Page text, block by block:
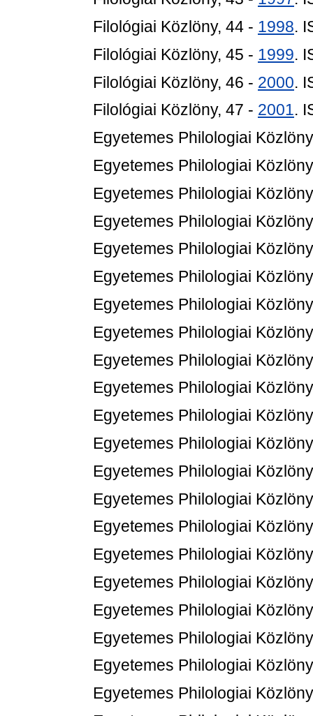
Filológiai Közlöny, 44 - 1998.
Filológiai Közlöny, 45 - 1999.
Filológiai Közlöny, 46 - 2000.
Filológiai Közlöny, 47 - 2001.
Egyetemes Philologiai
Egyetemes Philologiai
Egyetemes Philologiai
Egyetemes Philologiai
Egyetemes Philologiai
Egyetemes Philologiai
Egyetemes Philologiai
Egyetemes Philologiai
Egyetemes Philologiai
Egyetemes Philologiai
Egyetemes Philologiai
Egyetemes Philologiai
Egyetemes Philologiai
Egyetemes Philologiai
Egyetemes Philologiai
Egyetemes Philologiai
Egyetemes Philologiai
Egyetemes Philologiai
Egyetemes Philologiai
Egyetemes Philologiai
Egyetemes Philologiai